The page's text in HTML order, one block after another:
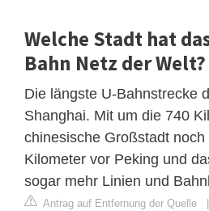
Welche Stadt hat
Bahn Netz der Welt?
Die längste U-Bahnstrecke
Shanghai. Mit um die 740
chinesische Großstadt
Kilometer vor Peking und
sogar mehr Linien und
Antrag auf Entfernung der Quelle